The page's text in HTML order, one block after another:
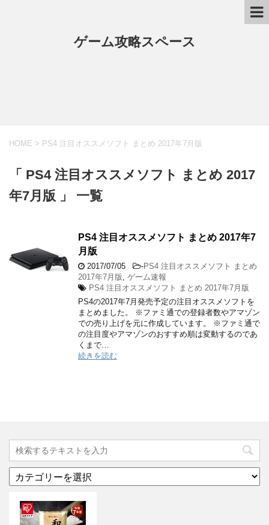
ゲーム攻略スペース
HOME > PS4 注目オススメソフト まとめ 2017年7月版
「 PS4 注目オススメソフト まとめ 2017
年7月版 」 一覧
PS4 注目オススメソフト まとめ 2017年7
月版
2017/07/05 -PS4 注目オススメソフト まとめ
2017年7月版 ゲーム速報
PS4 注目オススメソフト まとめ 2017年7月版
PS4の2017年7月発売予定の注目オススメソフトを
まとめました。 ※ファミ通での登録者数やアマゾン
での売り上げを元に作成しています。 ※ファミ通で
の注目度やアマゾンのおすすめ順は変動するのであ
くまで…
続きを読む
テ